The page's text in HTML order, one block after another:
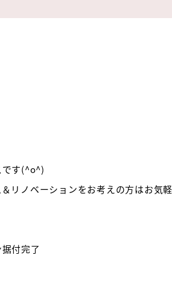
す(^o^)
リノベーションをお考えの方はお気
完了